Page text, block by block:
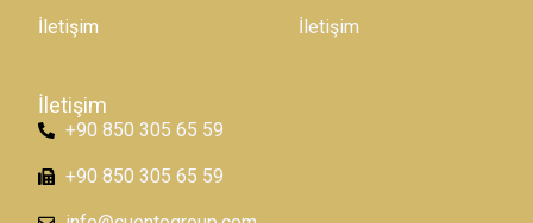
İletişim İletişim
İletişim
+90 850 305 65 59
+90 850 305 65 59